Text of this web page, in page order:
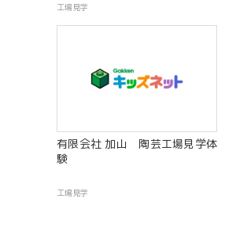
工場見学
有限会社 加山 陶芸工場見学体
験
工場見学